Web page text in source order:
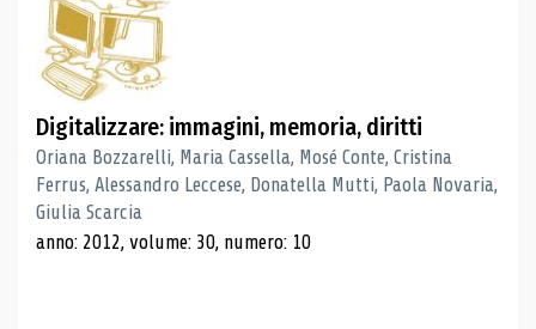
Digitalizzare: immagini, memoria, diritti
Oriana Bozzarelli, Maria Cassella, Mosé Conte, Cristina
Ferrus, Alessandro Leccese, Donatella Mutti, Paola Novaria,
Giulia Scarcia
anno: 2012, volume: 30, numero: 10